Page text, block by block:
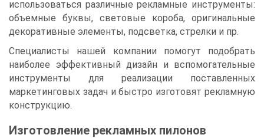
использоваться различные рекламные инструменты:
объемные буквы, световые короба, оригинальные
декоративные элементы, подсветка, стрелки и пр.
Специалисты нашей компании помогут подобрать
наиболее эффективный дизайн и вспомогательные
инструменты для реализации поставленных
маркетинговых задач и быстро изготовят рекламную
конструкцию.
Изготовление рекламных пилонов